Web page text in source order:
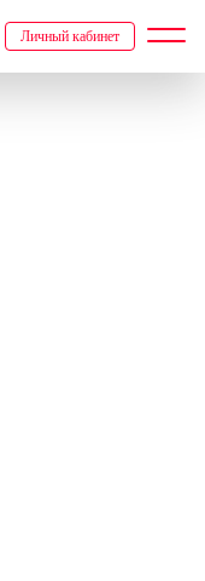
Личный кабинет